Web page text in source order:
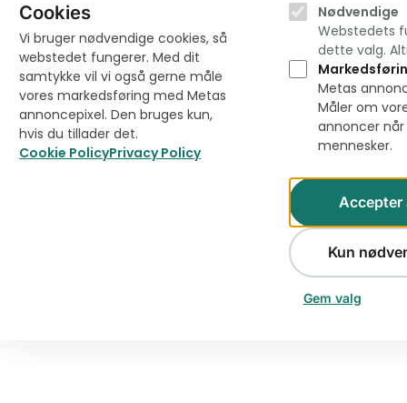
Cookies
Vi bruger nødvendige cookies, så
webstedet fungerer. Med dit
samtykke vil vi også gerne måle
vores markedsføring med Metas
annoncepixel. Den bruges kun,
hvis du tillader det.
Cookie PolicyPrivacy Policy
Vælg hvad du
Nødvendige
Webstedets
dette valg.
Metas
Måler om
annoncer
mennesker.
Accepter
Kun
Gem valg